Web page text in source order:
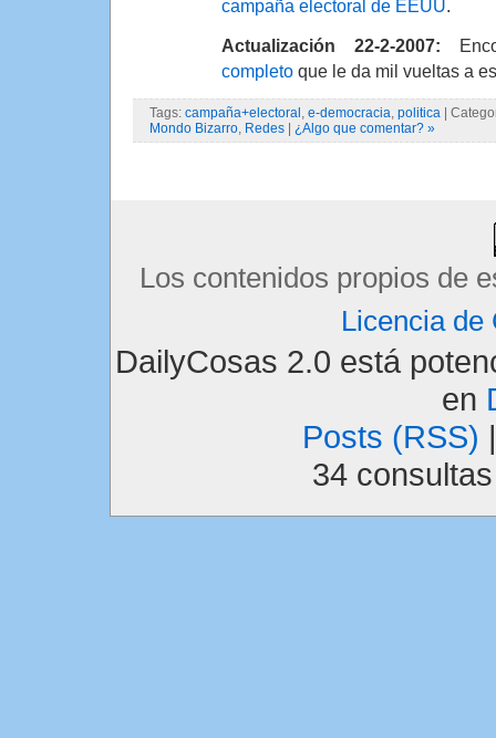
campaña electoral de EEUU.
Actualización 22-2-2007:
completo que le da mil vueltas a
Tags: campaña+electoral e-democracia politica |
Mondo Bizarro Redes | ¿Algo que comentar? »
Los contenidos propios de
Licencia de
DailyCosas 2.0 está
en
Posts (RSS)
34